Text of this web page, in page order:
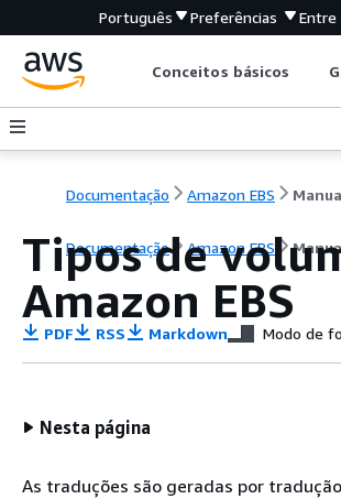
Português Preferências Entre
Conceitos básicos
Documentação Amazon EBS
Documentação Amazon EBS
Tipos de
Amazon EBS
PDF RSS Markdown Modo de
Nesta página
As traduções são geradas por